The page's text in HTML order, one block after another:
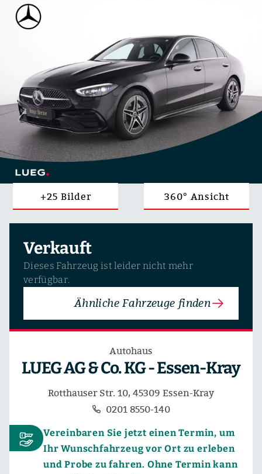
+25 Bilder 360° Ansicht
Verkauft
Dieses Fahrzeug ist leider nicht mehr
verfügbar.
Ähnliche Fahrzeuge finden
Autohaus
LUEG AG & Co. KG - Essen-Kray
Rotthauser Str. 10, 45309 Essen-Kray
0201 8550-140
Vereinbaren Sie jetzt einen Termin, um
Ihr Wunschfahrzeug vor Ort zu erleben
und Probe zu fahren. Ohne Termin kann